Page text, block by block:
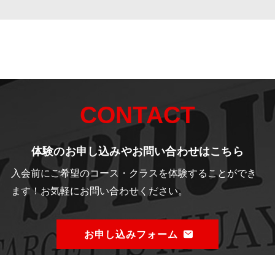
CONTACT
体験のお申し込みやお問い合わせはこちら
入会前にご希望のコース・クラスを体験することができ
ます！ お気軽にお問い合わせください。
お申し込みフォーム